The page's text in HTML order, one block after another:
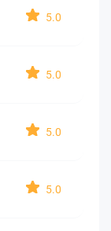
5.0
5.0
5.0
5.0